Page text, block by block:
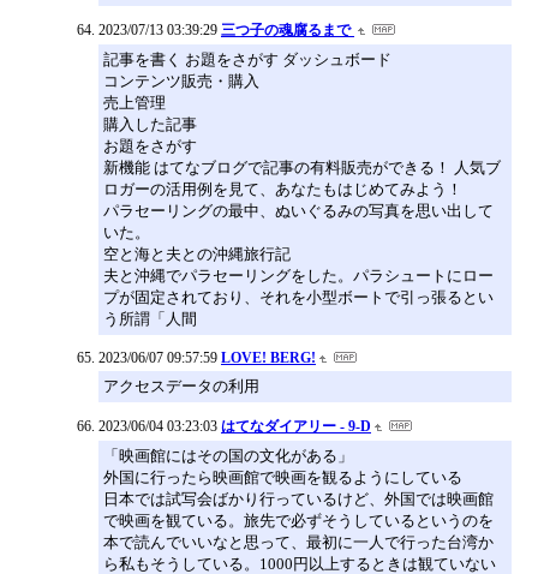
2023/07/13 03:39:29 三つ子の魂腐るまで
記事を書く お題をさがす ダッシュボード
コンテンツ販売・購入
売上管理
購入した記事
お題をさがす
新機能 はてなブログで記事の有料販売ができる！ 人気ブ
ロガーの活用例を見て、あなたもはじめてみよう！
パラセーリングの最中、ぬいぐるみの写真を思い出して
いた。
空と海と夫との沖縄旅行記
夫と沖縄でパラセーリングをした。パラシュートにロー
プが固定されており、それを小型ボートで引っ張るとい
う所謂「人間
2023/06/07 09:57:59 LOVE! BERG!
アクセスデータの利用
2023/06/04 03:23:03 はてなダイアリー - 9-D
「映画館にはその国の文化がある」
外国に行ったら映画館で映画を観るようにしている
日本では試写会ばかり行っているけど、外国では映画館
で映画を観ている。旅先で必ずそうしているというのを
本で読んでいいなと思って、最初に一人で行った台湾か
ら私もそうしている。1000円以上するときは観ていない